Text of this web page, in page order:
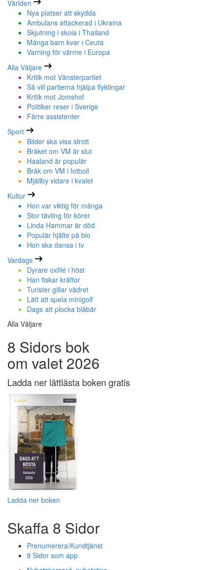
Världen
Nya platser att skydda
Ambulans attackerad i Ukraina
Skjutning i skola i Thailand
Många barn kvar i Ceuta
Varning för värme i Europa
Alla Väljare
Kritik mot Vänsterpartiet
Så vill partierna hjälpa flyktingar
Kritik mot Jomshof
Politiker reser i Sverige
Färre assistenter
Sport
Bilder ska visa idrott
Bråket om VM är slut
Haaland är populär
Bråk om VM i fotboll
Mjällby vidare i kvalet
Kultur
Hon var viktig för många
Stor tävling för körer
Linda Hammar är död
Populär hjälte på bio
Hon ska dansa i tv
Vardags
Dyrare oxfilé i höst
Han fiskar kräftor
Turister gillar vädret
Lätt att spela minigolf
Dags att plocka blåbär
Alla Väljare
8 Sidors bok
om valet 2026
Ladda ner lättlästa boken gratis
Ladda ner boken
Skaffa 8 Sidor
Prenumerera/Kundtjänst
8 Sidor som app